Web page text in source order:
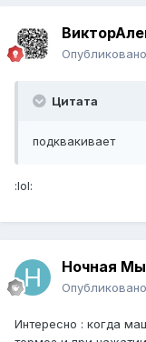
Опубликовано
Цитата
подквакивает
:lol:
Ночная
Опубликовано
Интересно : когда